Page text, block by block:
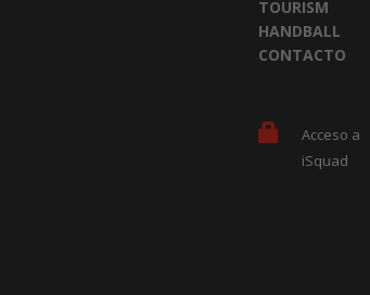
TOURISM
HANDBALL
CONTACTO
Acceso a
iSquad